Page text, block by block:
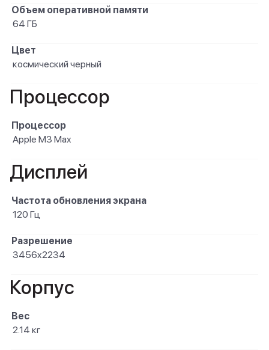
Объем оперативной памяти
64 ГБ
Цвет
космический черный
Процессор
Процессор
Apple M3 Max
Дисплей
Частота обновления экрана
120 Гц
Разрешение
3456x2234
Корпус
Вес
2.14 кг